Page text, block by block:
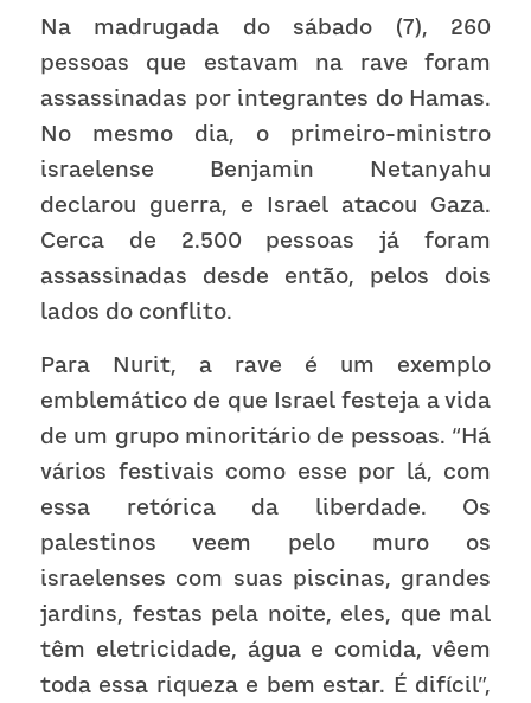
Na madrugada do sábado (7), 260
pessoas que estavam na rave foram
assassinadas por integrantes do Hamas.
No mesmo dia, o primeiro-ministro
israelense Benjamin Netanyahu
declarou guerra, e Israel atacou Gaza.
Cerca de 2.500 pessoas já foram
assassinadas desde então, pelos dois
lados do conflito.
Para Nurit, a rave é um exemplo
emblemático de que Israel festeja a vida
de um grupo minoritário de pessoas. “Há
vários festivais como esse por lá, com
essa retórica da liberdade. Os
palestinos veem pelo muro os
israelenses com suas piscinas, grandes
jardins, festas pela noite, eles, que mal
têm eletricidade, água e comida, vêem
toda essa riqueza e bem estar. É difícil”,